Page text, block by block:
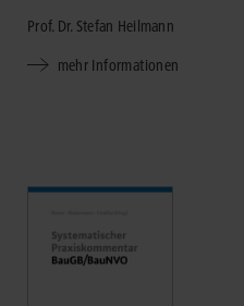
Prof. Dr. Stefan Heilmann
mehr Informationen